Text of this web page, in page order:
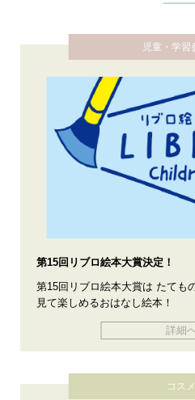
児童・学習
第15回リブロ絵本大賞決定！
第15回リブロ絵本大賞は たても
見て楽しめるおはなし絵本！
詳細
コスメ